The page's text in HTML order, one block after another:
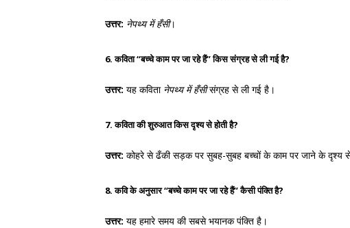
उत्तर: नेपथ्य में हँसी।
6. कविता “बच्चे काम पर जा रहे हैं” किस संग्रह से ली गई है?
उत्तर: यह कविता नेपथ्य में हँसीसंग्रह से ली गई है।
7. कविता की शुरुआत किस दृश्य से होती है?
उत्तर: कोहरे से ढँकी सड़क पर सुबह-सुबह बच्चों के काम पर जाने के दृश्य
8. कवि के अनुसार “बच्चे काम पर जा रहे हैं” कैसी पंक्ति है?
उत्तर: यह हमारे समय की सबसे भयानक पंक्ति है।